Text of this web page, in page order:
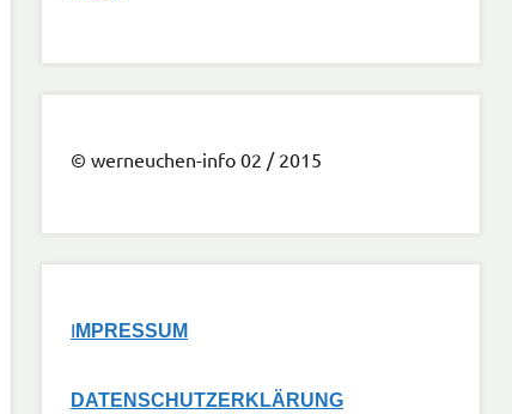
© werneuchen-info 02 / 2015
I MPRESSUM
DATENSCHUTZERKLÄRUNG